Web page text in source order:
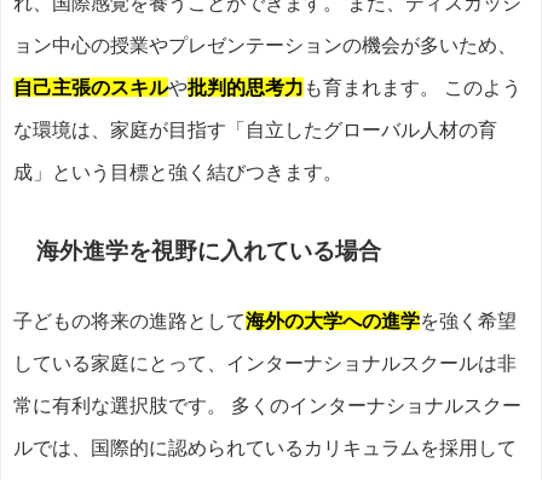
ョン中心の授業やプレゼンテーションの機会が多いため、
自己主張のスキルや批判的思考力 も育まれます。 このよう
な環境は、家庭が目指す「自立したグローバル人材の育
成」という目標と強く結びつきます。
海外進学を視野に入れている場合
子どもの将来の進路として海外の大学への進学を強く希望
している家庭にとって、インターナショナルスクールは非
常に有利な選択肢です。 多くのインターナショナルスクー
ルでは、国際的に認められているカリキュラムを採用して